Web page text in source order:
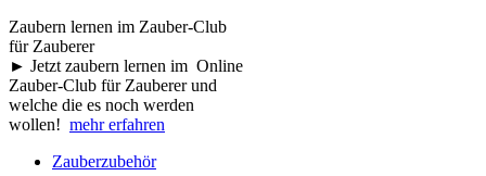
Zaubern lernen im Zauber-Club
für Zauberer
► Jetzt zaubern lernen im Online
Zauber-Club für Zauberer und
welche die es noch werden
wollen! mehr erfahren
Zauberzubehör